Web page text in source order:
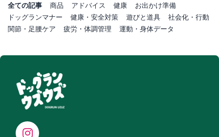
全ての記事 商品 アドバイス 健康
お出かけ準備
ドッグランマナー
健康・安全対策 遊びと道具
社会化・行動
関節・足腰ケア
疲労・体調管理 運動・身体データ